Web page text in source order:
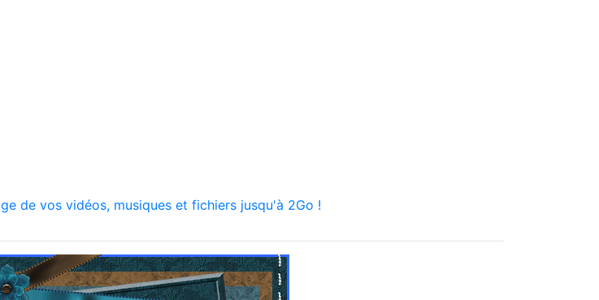
de vos vidéos, musiques et fichiers jusqu'à 2Go !